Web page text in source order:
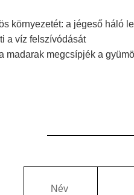
környezetét: a jégeső háló
a víz felszívódását
madarak megcsípjék a
Név